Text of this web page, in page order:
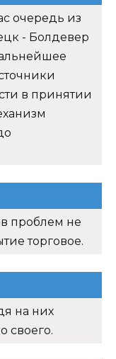
очередь из
- Болдевер
в принятии
проблем не
торговое.
на них
своего.